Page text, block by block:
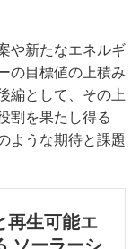
や新たなエネルギ
の目標値の上積み
編として、その上
割を果たし得る
ような期待と課題